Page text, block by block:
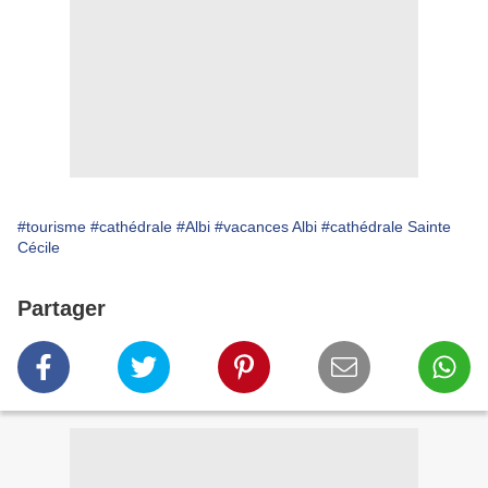
#tourisme #cathédrale #Albi #vacances Albi #cathédrale Sainte
Cécile
Partager